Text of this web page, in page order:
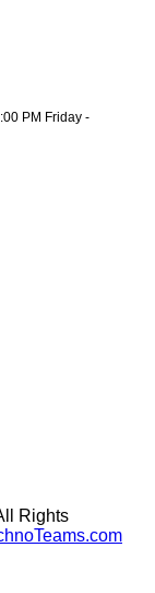
PM Friday -
Rights